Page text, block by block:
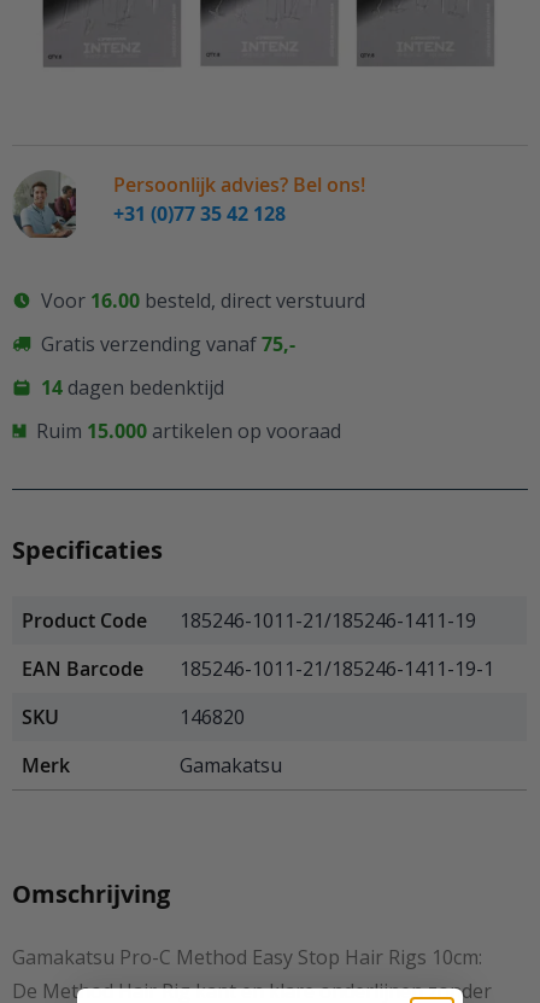
€ 4,99
Persoonlijk advies? Bel ons!
+31 (0)77 35 42 128
Voor 16.00 besteld, direct verstuurd
Gratis verzending vanaf75,-
14 dagen bedenktijd
Ruim 15.000 artikelen op vooraad
Specificaties
Product Code
185246-1011-21/185246-1411-19
EAN Barcode
185246-1011-21/185246-1411-19-1
SKU
146820
Merk
Gamakatsu
Omschrijving
Gamakatsu Pro-C Method Easy Stop Hair Rigs 10cm:
De Method Hair Rig kant en klare onderlijnen zonder